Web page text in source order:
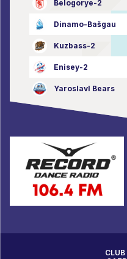
Belogorye-2
Dinamo-Bašgau
Kuzbass-2
Enisey-2
Yaroslavl Bears
CLUB